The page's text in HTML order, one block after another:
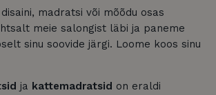
madratsi või mõõdu osas
meie salongist läbi ja paneme
sinu soovide järgi. Loome koos sinu
ja kattemadratsid on eraldi